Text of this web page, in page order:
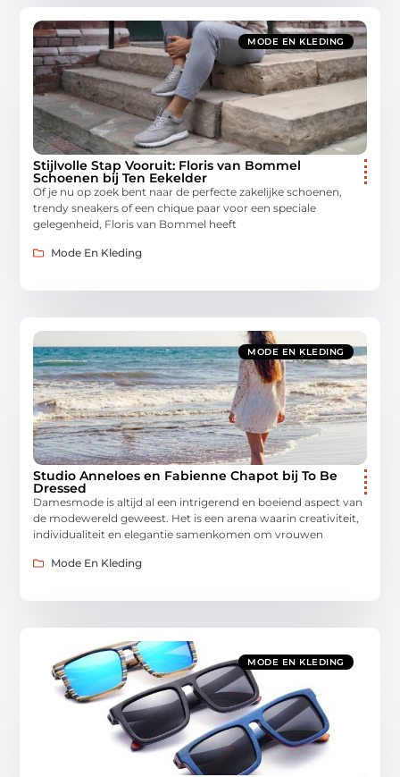
MODE EN KLEDING
Stijlvolle Stap Vooruit: Floris van Bommel
Schoenen bij Ten Eekelder
Of je nu op zoek bent naar de perfecte zakelijke schoenen,
trendy sneakers of een chique paar voor een speciale
gelegenheid, Floris van Bommel heeft
Mode En Kleding
MODE EN KLEDING
Studio Anneloes en Fabienne Chapot bij To Be
Dressed
Damesmode is altijd al een intrigerend en boeiend aspect van
de modewereld geweest. Het is een arena waarin creativiteit,
individualiteit en elegantie samenkomen om vrouwen
Mode En Kleding
MODE EN KLEDING